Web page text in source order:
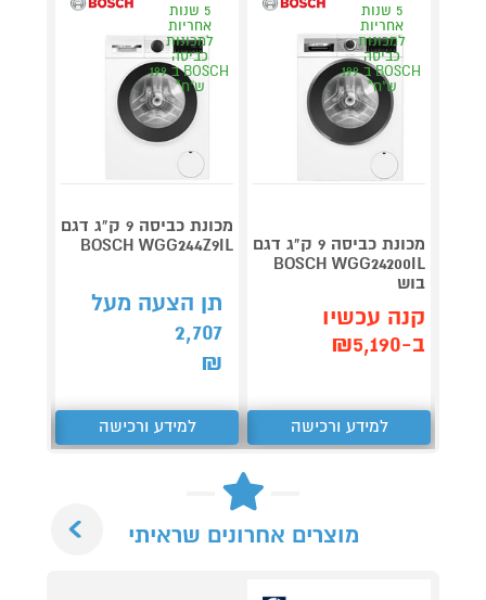
5 שנות
אחריות
למכונות
כביסה
BOSCH ב 199
ש"ח*
מכונת כביסה 9 ק"ג דגם
BOSCH WGG24200IL
בוש
קנה עכשיו
ב-₪5,190
למידע ורכישה
5 שנות
אחריות
למכונות
כביסה
BOSCH ב 199
ש"ח*
מכונת כביסה 9 ק"ג דגם
BOSCH WGG244Z9IL
תן הצעה מעל
2,707
₪
למידע ורכישה
מוצרים אחרונים שראיתי